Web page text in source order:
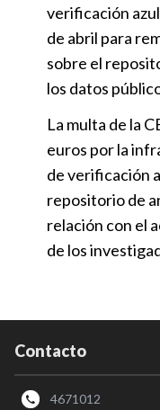
verificación
de abril para
sobre el
los datos
La multa de la
euros por la
de verificación
repositorio de
relación con el
de los
Contacto
4671012